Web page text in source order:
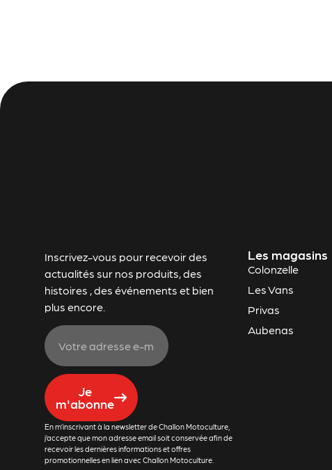
Inscrivez-vous pour recevoir des
actualités sur nos produits, des
histoires , des événements et bien
plus encore.
Je
m'abonne
En m’inscrivant à la newsletter de Challon Motoculture,
j’accepte que mon adresse email soit conservée afin de
recevoir les dernières informations et offres
promotionnelles en lien avec Challon Motoculture.
Les magasins
Colonzelle
Les Vans
Privas
Aubenas